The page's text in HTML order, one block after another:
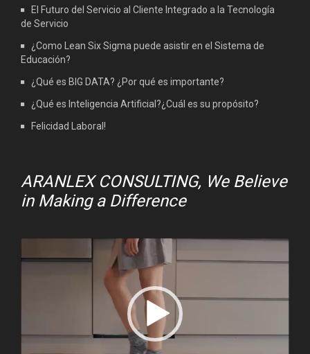
El Futuro del Servicio al Cliente Integrado a la Tecnología
de Servicio
¿Como Lean Six Sigma puede asistir en el Sistema de
Educación?
¿Qué es BIG DATA? ¿Por qué es importante?
¿Qué es Inteligencia Artificial?¿Cuál es su propósito?
Felicidad Laboral!
ARANLEX CONSULTING, We Believe
in Making a Difference
Player